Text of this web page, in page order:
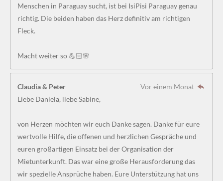
Menschen in Paraguay sucht, ist bei IsiPisi Paraguay genau
richtig. Die beiden haben das Herz definitiv am richtigen
Fleck.
Macht weiter so 💪🏻🌸
Claudia & Peter
Vor einem Monat
Liebe Daniela, liebe Sabine,
von Herzen möchten wir euch Danke sagen. Danke für eure
wertvolle Hilfe, die offenen und herzlichen Gespräche und
euren großartigen Einsatz bei der Organisation der
Mietunterkunft. Das war eine große Herausforderung das
wir spezielle Ansprüche haben. Eure Unterstützung hat uns